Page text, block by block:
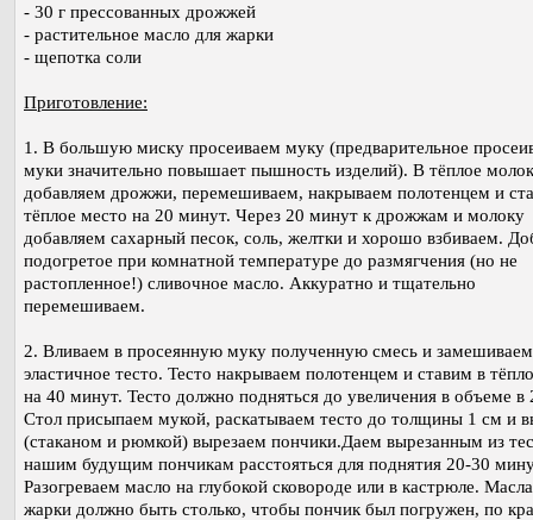
- 30 г прессованных дрожжей
- растительное масло для жарки
- щепотка соли
Приготовление:
1. В большую миску просеиваем муку (предварительное
муки значительно повышает пышность изделий). В тёплое
добавляем дрожжи, перемешиваем, накрываем полотенцем и
тёплое место на 20 минут. Через 20 минут к дрожжам и молоку
добавляем сахарный песок, соль, желтки и хорошо взбиваем.
подогретое при комнатной температуре до размягчения (но не
растопленное!) сливочное масло. Аккуратно и тщательно
перемешиваем.
2. Вливаем в просеянную муку полученную смесь и замешиваем
эластичное тесто. Тесто накрываем полотенцем и ставим в
на 40 минут. Тесто должно подняться до увеличения в объеме в
Стол присыпаем мукой, раскатываем тесто до толщины 1 см и
(стаканом и рюмкой) вырезаем пончики.Даем вырезанным из
нашим будущим пончикам расстояться для поднятия 20-30
Разогреваем масло на глубокой сковороде или в кастрюле.
жарки должно быть столько, чтобы пончик был погружен, по